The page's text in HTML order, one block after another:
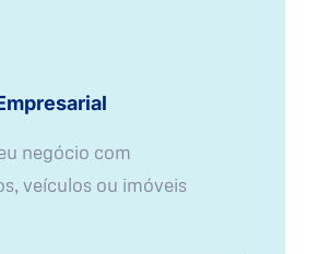
negócio com
veículos ou imóveis